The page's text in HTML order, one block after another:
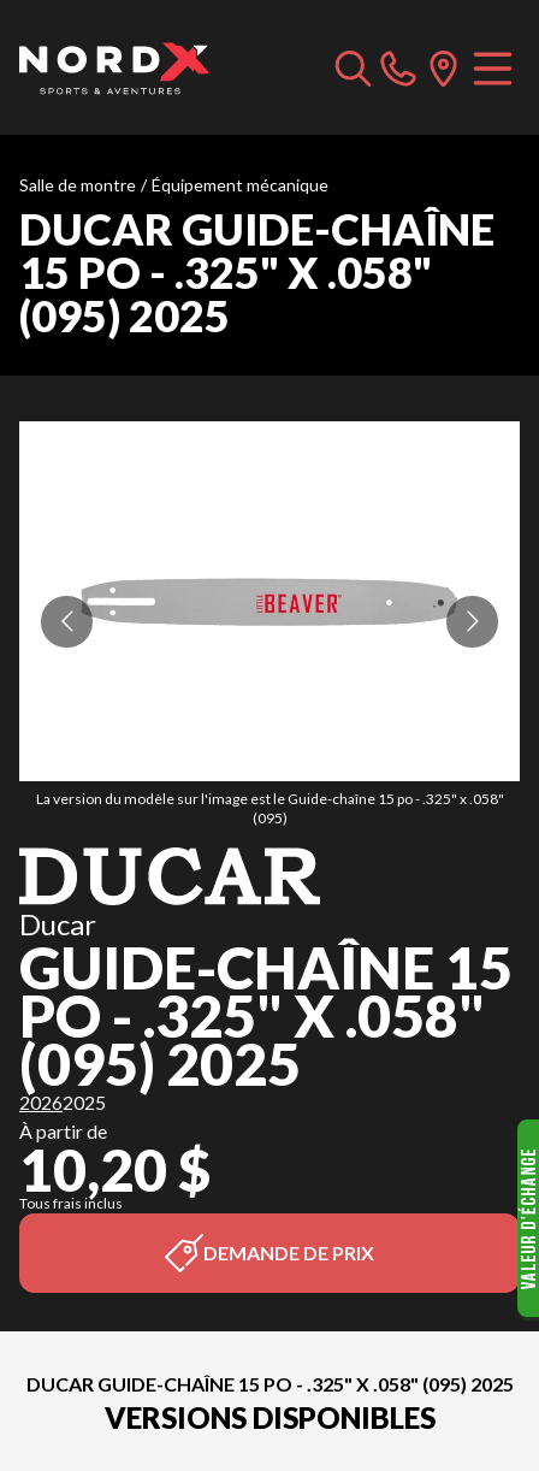
Salle de montre / Équipement mécanique
DUCAR GUIDE-CHAÎNE
15 PO - .325" X .058"
(095) 2025
La version du modèle sur l'image est le Guide-chaîne 15 po - .325" x .058"
(095)
Ducar
GUIDE-CHAÎNE 15
PO - .325" X .058"
(095) 2025
20262025
À partir de
10,20 $
Tous frais inclus
DEMANDE DE PRIX
DUCAR GUIDE-CHAÎNE 15 PO - .325" X .058" (095) 2025
VERSIONS DISPONIBLES